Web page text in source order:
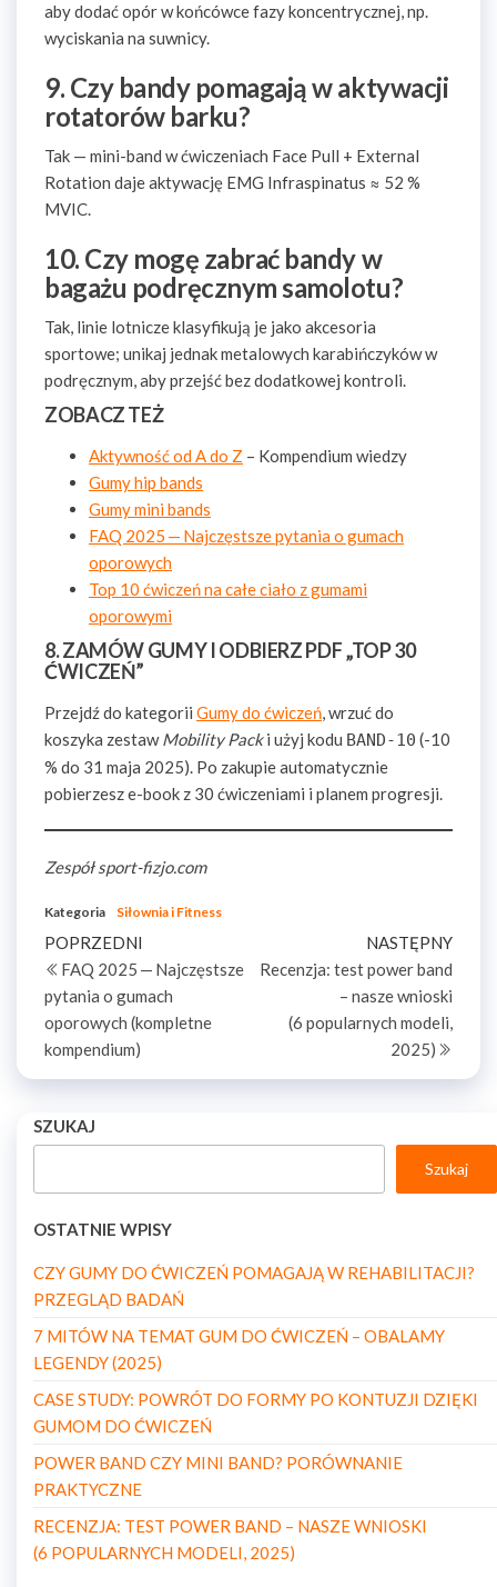
aby dodać opór w końcówce fazy koncentrycznej, np.
wyciskania na suwnicy.
9. Czy bandy pomagają w aktywacji
rotatorów barku?
Tak — mini-band w ćwiczeniach Face Pull + External
Rotation daje aktywację EMG Infraspinatus ≈ 52 %
MVIC.
10. Czy mogę zabrać bandy w
bagażu podręcznym samolotu?
Tak, linie lotnicze klasyfikują je jako akcesoria
sportowe; unikaj jednak metalowych karabińczyków w
podręcznym, aby przejść bez dodatkowej kontroli.
ZOBACZ TEŻ
Aktywność od A do Z – Kompendium wiedzy
Gumy hip bands
Gumy mini bands
FAQ 2025 — Najczęstsze pytania o gumach
oporowych
Top 10 ćwiczeń na całe ciało z gumami
oporowymi
8. ZAMÓW GUMY I ODBIERZ PDF „TOP 30
ĆWICZEŃ”
Przejdź do kategorii Gumy do ćwiczeń, wrzuć do
koszyka zestawMobility Packi użyj kodu BAND-10 (-10
% do 31 maja 2025). Po zakupie automatycznie
pobierzesz e-book z 30 ćwiczeniami i planem progresji.
Zespół sport-fizjo.com
Kategoria Siłownia i Fitness
POPRZEDNI
FAQ 2025 — Najczęstsze
pytania o gumach
oporowych (kompletne
kompendium)
NASTĘPNY
Recenzja: test power band
– nasze wnioski
(6 popularnych modeli,
2025)
SZUKAJ
Szukaj
OSTATNIE WPISY
CZY GUMY DO ĆWICZEŃ POMAGAJĄ W REHABILITACJI?
PRZEGLĄD BADAŃ
7 MITÓW NA TEMAT GUM DO ĆWICZEŃ – OBALAMY
LEGENDY (2025)
CASE STUDY: POWRÓT DO FORMY PO KONTUZJI DZIĘKI
GUMOM DO ĆWICZEŃ
POWER BAND CZY MINI BAND? PORÓWNANIE
PRAKTYCZNE
RECENZJA: TEST POWER BAND – NASZE WNIOSKI
(6 POPULARNYCH MODELI, 2025)